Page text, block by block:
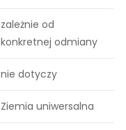
zależnie od
konkretnej odmiany
nie dotyczy
Ziemia uniwersalna